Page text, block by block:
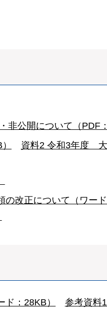
非公開について（PDF
資料2 令和3年度 大
改正について（ワード
：28KB）
参考資料